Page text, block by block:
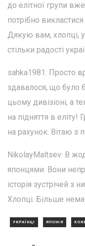
до елітної групи
потрібно
Дякую вам, хлопці, у
стільки радості
sahka1981: Просто
здавалося, що було
цьому дивізіоні, а
на підняття в
на рахунок. Вітаю з
NikolayMaltsev: В
японцями. Вони
історія зустрічей з
Хлопці. Більше
УКРАЇНЦІ ЯПОНІЯ